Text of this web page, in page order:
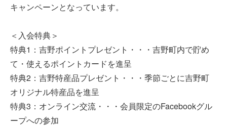
キャンペーンとなっています。
＜入会特典＞
特典1：吉野ポイントプレゼント・・・吉野町内で貯め
て・使えるポイントカードを進呈
特典2：吉野特産品プレゼント・・・季節ごとに吉野町
オリジナル特産品を進呈
特典3：オンライン交流・・・会員限定のFacebookグル
ープへの参加